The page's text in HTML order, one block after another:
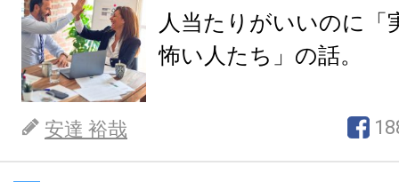
人当たりがいいのに「
怖い人たち」の話。
安達 裕哉